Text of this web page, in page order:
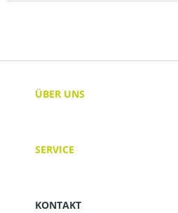
ÜBER UNS
SERVICE
KONTAKT